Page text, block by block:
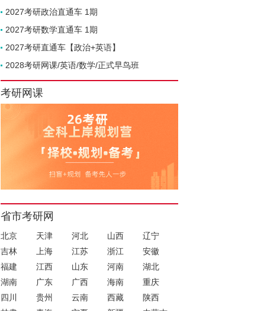
2027考研政治直通车 1期
2027考研数学直通车 1期
2027考研直通车【政治+英语】
2028考研网课/英语/数学/正式早鸟班
考研网课
省市考研网
北京 天津 河北 山西
辽宁
吉林
上海 江苏 浙江
安徽
福建
江西 山东 河南
湖北
湖南
广东 广西 海南
重庆
四川
贵州 云南 西藏
陕西